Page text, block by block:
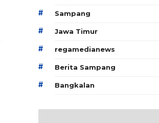
# Sampang
# Jawa Timur
# regamedianews
# Berita Sampang
# Bangkalan